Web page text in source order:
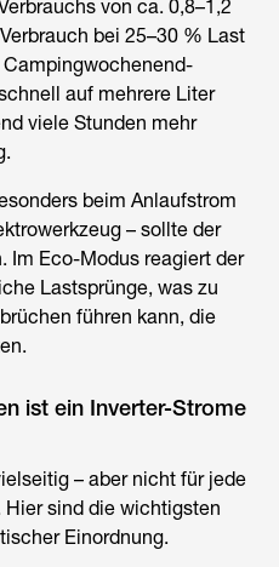
von ca. 0,8–1,2
bei 25–30 % Last
auf mehrere Liter
viele Stunden mehr
beim Anlaufstrom
– sollte der
Im Eco-Modus reagiert der
Lastsprünge, was zu
führen kann, die
ist ein Inverter-Strome
– aber nicht für jede
sind die wichtigsten
Einordnung.